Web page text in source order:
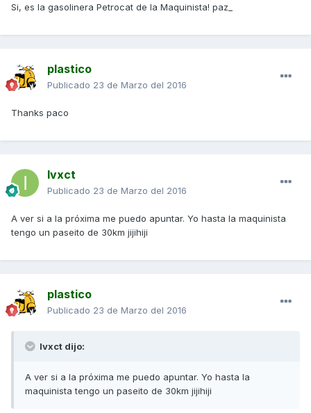
Si, es la gasolinera Petrocat de la Maquinista! paz_
plastico
Publicado 23 de Marzo del 2016
Thanks paco
Ivxct
Publicado 23 de Marzo del 2016
A ver si a la próxima me puedo apuntar. Yo hasta la maquinista
tengo un paseito de 30km jijihiji
plastico
Publicado 23 de Marzo del 2016
Ivxct dijo:
A ver si a la próxima me puedo apuntar. Yo hasta la
maquinista tengo un paseito de 30km jijihiji